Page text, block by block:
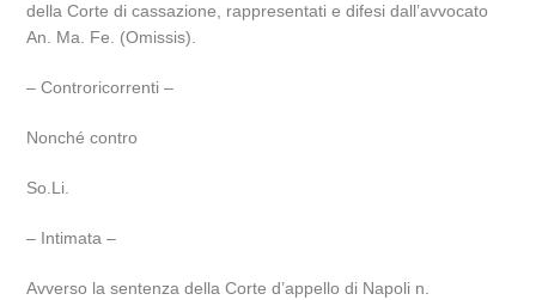
della Corte di cassazione, rappresentati e difesi dall’avvocato
An. Ma. Fe. (Omissis).
– Controricorrenti –
Nonché contro
So.Li.
– Intimata –
Avverso la sentenza della Corte d’appello di Napoli n.